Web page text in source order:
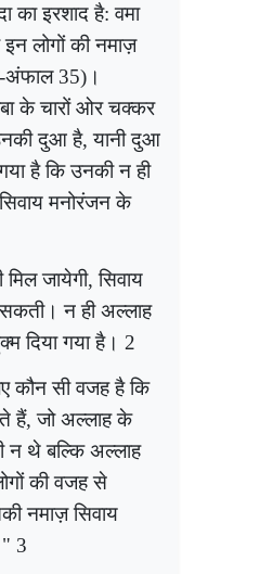
का इरशाद है: वमा
लोगों की नमाज़
अंफाल 35) ।
के चारों ओर चक्कर
दुआ है,यानी दुआ
है कि उनकी न ही
मनोरंजन के
जायेगी, सिवाय
न ही अल्लाह
दिया गया है। 2
कौन सी वजह है कि
हैं, जो अल्लाह के
न थे बल्कि अल्लाह
की वजह से
नमाज़ सिवाय
3